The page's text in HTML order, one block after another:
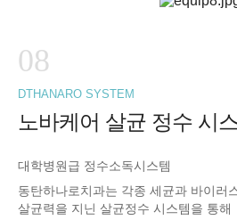
08
DTHANARO SYSTEM
노바케어 살균 정수 시
대학병원급 정수소독시스템
동탄하나로치과는 각종 세균과 바이러
살균력을 지닌 살균정수 시스템을 통해